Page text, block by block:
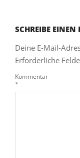
SCHREIBE
Deine E-Mail-
Erforderliche
Kommentar
*